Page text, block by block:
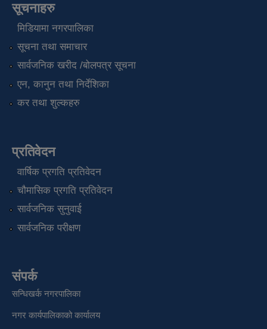
सूचनाहरु
मिडियामा नगरपालिका
सूचना तथा समाचार
सार्वजनिक खरीद /बोलपत्र सूचना
एन, कानुन तथा निर्देशिका
कर तथा शुल्कहरु
प्रतिवेदन
वार्षिक प्रगति प्रतिवेदन
चौमासिक प्रगति प्रतिवेदन
सार्वजनिक सुनुवाई
सार्वजनिक परीक्षण
संपर्क
सन्धिखर्क नगरपालिका
नगर कार्यपालिकाको कार्यालय